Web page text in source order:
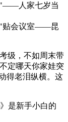
"——人家七岁当
"贴会议室——昆
级，不如周末带
定哪天你家娃突
得老泪纵横。这
是新手小白的